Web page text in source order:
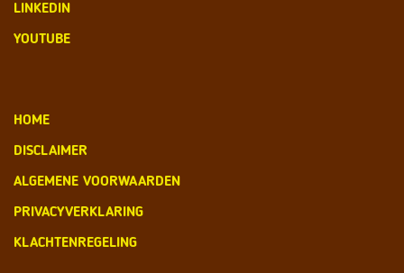
LINKEDIN
YOUTUBE
HOME
DISCLAIMER
ALGEMENE VOORWAARDEN
PRIVACYVERKLARING
KLACHTENREGELING